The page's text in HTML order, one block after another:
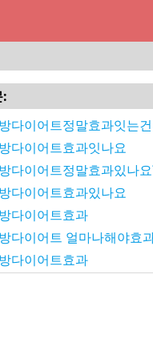
:
다이어트정말효과잇는
다이어트효과잇나요
다이어트정말효과있나요
다이어트효과있나요
다이어트효과
다이어트 얼마나해야효
다이어트효과